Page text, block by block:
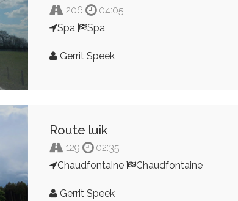
206
04:05
Spa
Spa
Gerrit Speek
Route luik
129
02:35
Chaudfontaine
Chaudfontaine
Gerrit Speek